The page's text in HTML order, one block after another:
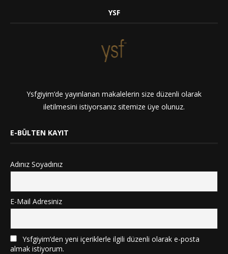
YSF
Ysfgiyim’de yayınlanan makalelerin size düzenli olarak
iletilmesini istiyorsanız sitemize üye olunuz.
E-BÜLTEN KAYIT
Adınız Soyadınız
E-Mail Adresiniz
Ysfgiyim’den yeni içeriklerle ilgili düzenli olarak e-posta
almak istiyorum.